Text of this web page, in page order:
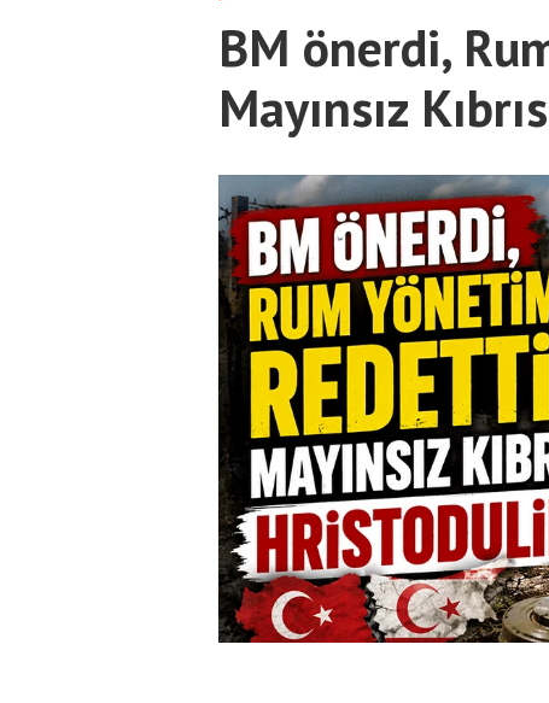
BM önerdi,
Mayınsız